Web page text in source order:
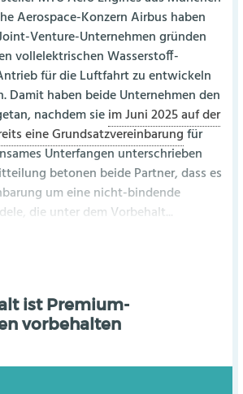
Aerospace-Konzern Airbus haben
Venture-Unternehmen gründen
vollelektrischen Wasserstoff-
für die Luftfahrt zu entwickeln
Damit haben beide Unternehmen den
nachdem sie im Juni 2025 auf der
eine Grundsatzvereinbarung für
Unterfangen unterschrieben
betonen beide Partner, dass es
um eine nicht-bindende
die unter dem Vorbehalt...
ist Premium-
vorbehalten